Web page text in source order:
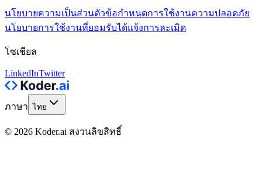
นโยบายความเป็นส่วนตัวข้อกำหนดการใช้งานความปลอดภัย
นโยบายการใช้งานที่ยอมรับได้แจ้งการละเมิด
โซเชียล
LinkedInTwitter
ภาษา ไทย
© 2026 Koder.ai สงวนลิขสิทธิ์